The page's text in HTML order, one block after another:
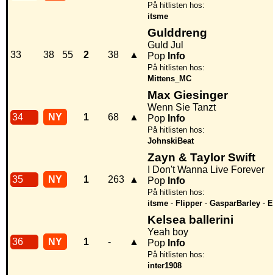
På hitlisten hos:
itsme
33 38 55 2 38 ▲
Gulddreng
Guld Jul
Pop Info
På hitlisten hos:
Mittens_MC
34 NY 1 68 ▲
Max Giesinger
Wenn Sie Tanzt
Pop Info
På hitlisten hos:
JohnskiBeat
35 NY 1 263 ▲
Zayn & Taylor Swift
I Don't Wanna Live Forever
Pop Info
På hitlisten hos:
itsme - Flipper - GasparBarley -
36 NY 1 - ▲
Kelsea ballerini
Yeah boy
Pop Info
På hitlisten hos:
inter1908